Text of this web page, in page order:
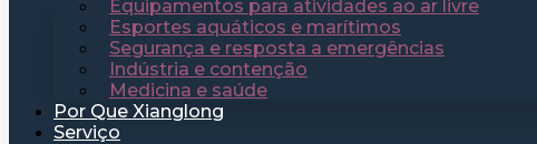
Equipamentos para atividades ao ar livre
Esportes aquáticos e marítimos
Segurança e resposta a emergências
Indústria e contenção
Medicina e saúde
Por Que Xianglong
Serviço